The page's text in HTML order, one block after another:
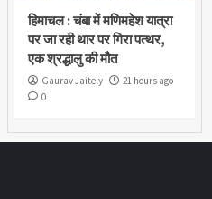
हिमाचल : चंबा में मणिमहेश यात्रा
पर जा रही थार पर गिरा पत्थर,
एक श्रद्धालु की मौत
Gaurav Jaitely
21 hours ago
0